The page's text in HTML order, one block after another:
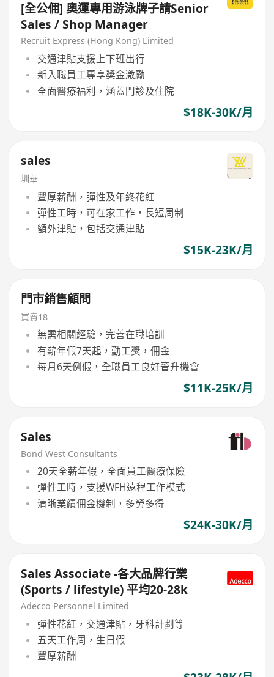
[全公佣] 奧運專用游泳牌子請Senior
Sales / Shop Manager
Recruit Express (Hong Kong) Limited
交通津貼支援上下班出行
新入職員工專享獎金激勵
全面醫療福利，涵蓋門診及住院
$18K-30K/月
sales
圳華
豐厚薪酬，彈性及年終花紅
彈性工時，可在家工作，長短周制
額外津貼，包括交通津貼
$15K-23K/月
門市銷售顧問
買賣18
無需相關經驗，完善在職培訓
有薪年假7天起，勤工獎，佣金
每月6天例假，全職員工良好晉升機會
$11K-25K/月
Sales
Bond West Consultants
20天全薪年假，全面員工醫療保險
彈性工時，支援WFH遠程工作模式
清晰業績佣金機制，多勞多得
$24K-30K/月
Sales Associate -各大品牌行業
(Sports / lifestyle) 平均20-28k
Adecco Personnel Limited
彈性花紅，交通津貼，牙科計劃等
五天工作周，生日假
豐厚薪酬